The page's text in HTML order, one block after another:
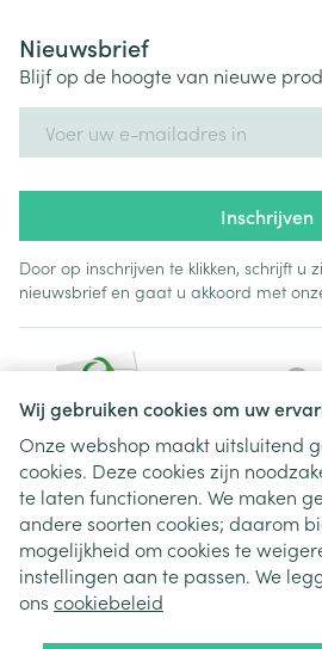
Wij gebruiken cookies om uw
Onze webshop maakt uitsluitend
cookies. Deze cookies zijn
te laten functioneren. We maken
andere soorten cookies; daarom
mogelijkheid om cookies te
instellingen aan te passen. We
ons cookiebeleid
Nieuwsbrief
Blijf op de hoogte van nieuwe
Inschrijven
Door op inschrijven te klikken, schrijft u
nieuwsbrief en gaat u akkoord met
Juridische links